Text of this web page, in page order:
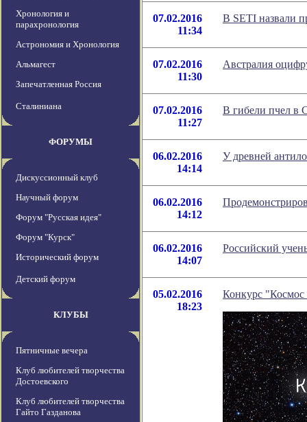
Хронология и
парахронология
Астрономия и Хронология
Альмагест
Запечатленная Россия
Сталиниана
ФОРУМЫ
Дискуссионный клуб
Научный форум
Форум "Русская идея"
Форум "Курск"
Исторический форум
Детский форум
КЛУБЫ
Пятничные вечера
Клуб любителей творчества
Достоевского
Клуб любителей творчества
Гайто Газданова
07.02.2016
11:34
В SETI назвали
07.02.2016
11:30
Австралия
07.02.2016
11:27
В гибели пчел
06.02.2016
14:14
У древней
06.02.2016
14:12
06.02.2016
14:07
Российский
05.02.2016
18:23
Конкурс "Космос